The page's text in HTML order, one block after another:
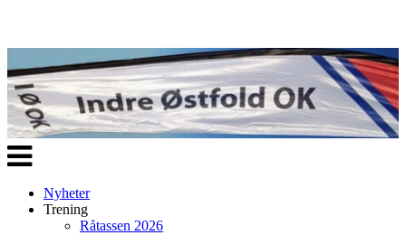
Veksle
navigasjon
Nyheter
Trening
Råtassen 2026